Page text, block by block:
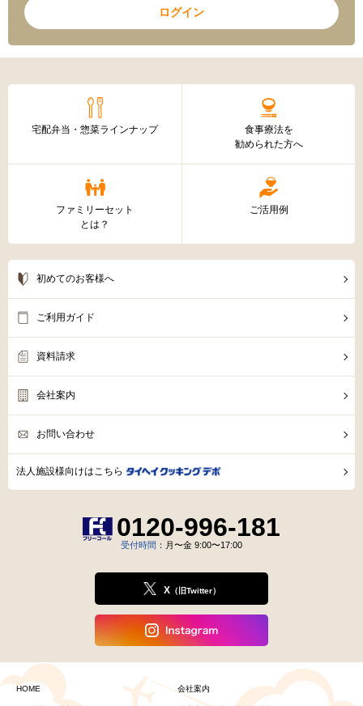
ログイン
宅配弁当・惣菜ラインナップ
食事療法を
勧められた方へ
ファミリーセット
とは？
ご活用例
初めてのお客様へ
ご利用ガイド
資料請求
会社案内
お問い合わせ
法人施設様向けはこちら
0120-996-181
受付時間 ：月〜金 9:00〜17:00
X （旧Twitter）
HOME 会社案内